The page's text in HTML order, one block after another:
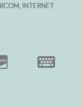
INTERNET